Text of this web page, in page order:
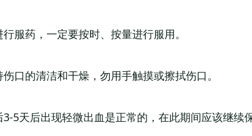
服药，一定要按时、按量进行服用。
口的清洁和干燥，勿用手触摸或擦拭伤口。
5天后出现轻微出血是正常的，在此期间应该继续